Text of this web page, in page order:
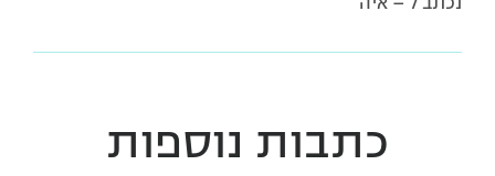
כתבות נוספות